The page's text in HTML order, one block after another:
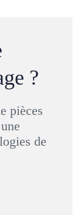
?
pièces
de